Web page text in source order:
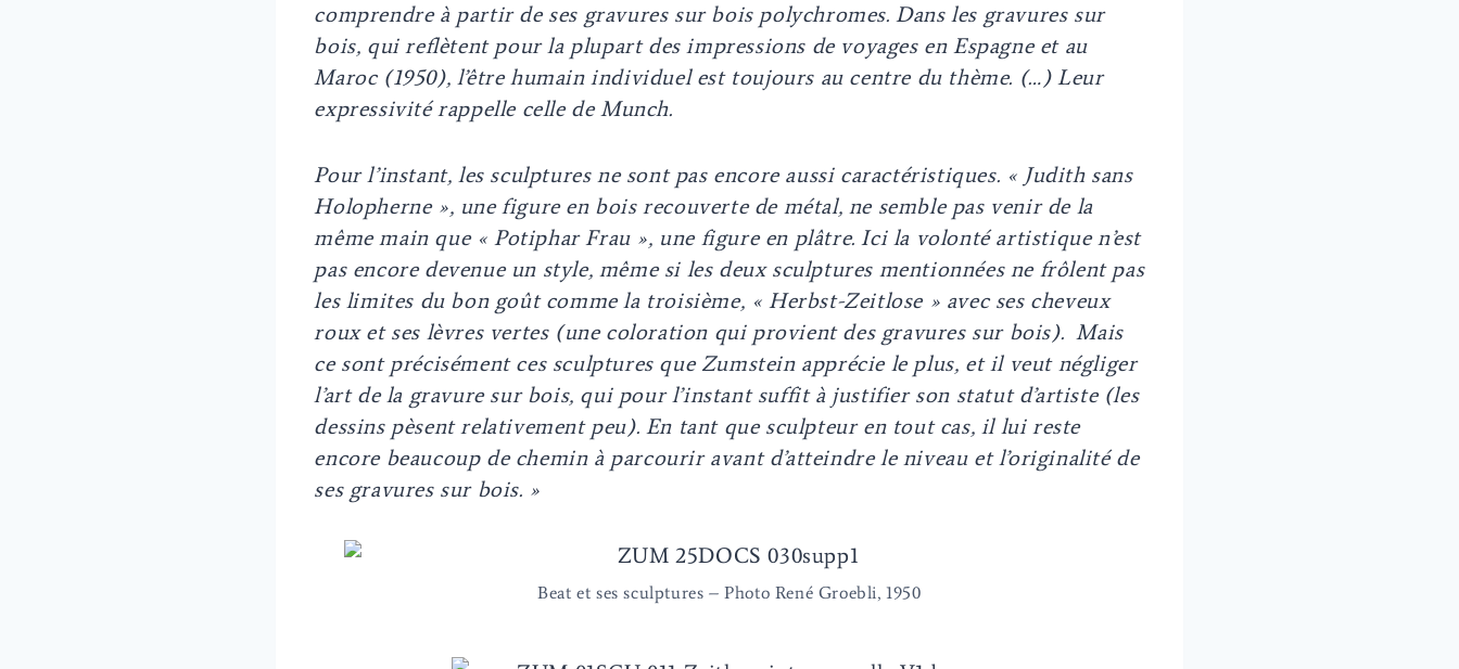
comprendre à partir de ses gravures sur bois polychromes. Dans les gravures sur
bois, qui reflètent pour la plupart des impressions de voyages en Espagne et au
Maroc (1950), l’être humain individuel est toujours au centre du thème. (…) Leur
expressivité rappelle celle de Munch.
Pour l’instant, les sculptures ne sont pas encore aussi caractéristiques. « Judith sans
Holopherne », une figure en bois recouverte de métal, ne semble pas venir de la
même main que « Potiphar Frau », une figure en plâtre. Ici la volonté artistique n’est
pas encore devenue un style, même si les deux sculptures mentionnées ne frôlent pas
les limites du bon goût comme la troisième, « Herbst-Zeitlose » avec ses cheveux
roux et ses lèvres vertes (une coloration qui provient des gravures sur bois). Mais
ce sont précisément ces sculptures que Zumstein apprécie le plus, et il veut négliger
l’art de la gravure sur bois, qui pour l’instant suffit à justifier son statut d’artiste (les
dessins pèsent relativement peu). En tant que sculpteur en tout cas, il lui reste
encore beaucoup de chemin à parcourir avant d’atteindre le niveau et l’originalité de
ses gravures sur bois. »
Beat et ses sculptures – Photo René Groebli, 1950